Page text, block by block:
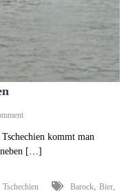
on
schönsten
Städte
kommt man
neben […]
Tschechien Barock, Bier,